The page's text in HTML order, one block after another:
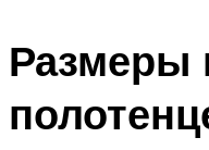
Размеры